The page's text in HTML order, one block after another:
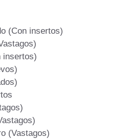
(Con insertos)
insertos)
(Vastagos)